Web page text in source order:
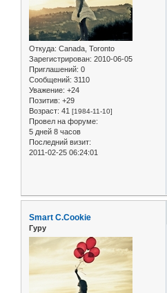
Откуда: Canada, Toronto
Зарегистрирован: 2010-06-05
Приглашений: 0
Сообщений: 3110
Уважение: +24
Позитив: +29
Возраст: 41 [1984-11-10]
Провел на форуме:
5 дней 8 часов
Последний визит:
2011-02-25 06:24:01
Smart C.Cookie
Гуру